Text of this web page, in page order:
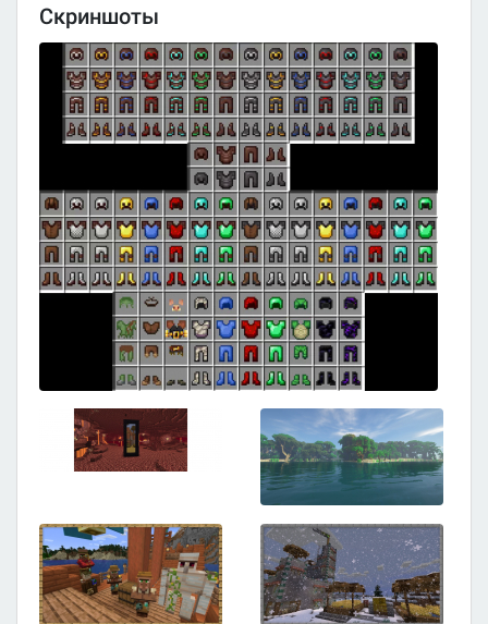
Скриншоты